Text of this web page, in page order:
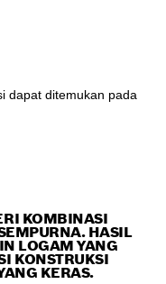
dapat ditemukan pada
KOMBINASI
HASIL
LOGAM YANG
KONSTRUKSI
KERAS.